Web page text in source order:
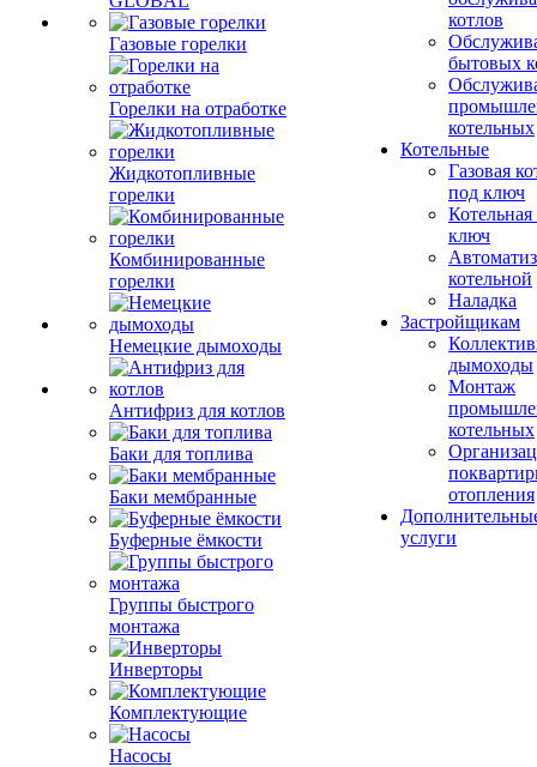
Газовые горелки
Горелки на отработке
Жидкотопливные
горелки
Комбинированные
горелки
Немецкие дымоходы
Антифриз для котлов
Баки для топлива
Баки мембранные
Буферные ёмкости
Группы быстрого
монтажа
Инверторы
Комплектующие
Насосы
котлов
бытовых
котельных
Котельные
Газовая
под ключ
ключ
котельной
Наладка
Застройщикам
дымоходы
Монтаж
котельных
отопления
услуги